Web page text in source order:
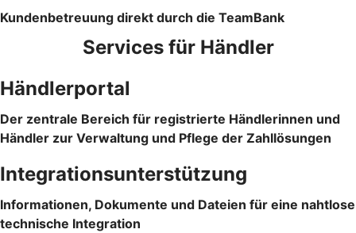
Kundenbetreuung direkt durch die TeamBank
Services für Händler
Händlerportal
Der zentrale Bereich für registrierte Händlerinnen und
Händler zur Verwaltung und Pflege der Zahllösungen
Integrationsunterstützung
Informationen, Dokumente und Dateien für eine nahtlose
technische Integration